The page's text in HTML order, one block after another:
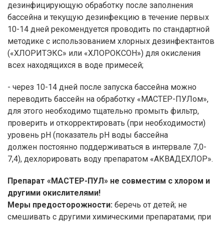
дезинфицирующую обработку после заполнения
бассейна и текущую дезинфекцию в течение первых
10-14 дней рекомендуется проводить по стандартной
методике с использованием хлорных дезинфектантов
(«ХЛОРИТЭКС» или «ХЛОРОКСОН») для окисления
всех находящихся в воде примесей;
- через 10-14 дней после запуска бассейна можно
переводить бассейн на обработку «МАСТЕР-ПУЛом»,
для этого необходимо тщательно промыть фильтр,
проверить и откорректировать (при необходимости)
уровень рН (показатель рН воды бассейна
должен постоянно поддерживаться в интервале 7,0-
7,4), дехлорировать воду препаратом «АКВАДЕХЛОР».
Препарат «МАСТЕР-ПУЛ» не совместим с хлором и
другими окислителями!
Меры предосторожности: беречь от детей; не
смешивать с другими химическими препаратами; при